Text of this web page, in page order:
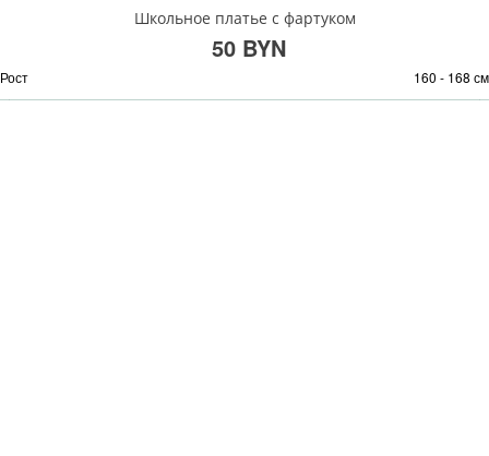
Школьное платье с фартуком
50 BYN
Рост 160 - 168 см